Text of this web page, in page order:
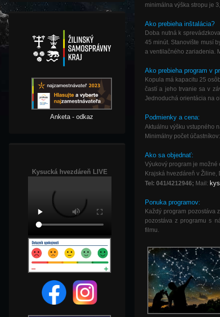
Anketa - odkaz
Kysucká hvezdáreň LIVE
minimálna výška stropu je
Ako prebieha inštalácia?
Doba nutná k
45 minút. Stanovište musí
a ventilačného zariadenia.
Ako prebieha program v
Kopula má kapacitu 25
častí a jeho trvanie sa v
Jednoduchá orientácia na
Podmienky a cena:
Aktuálnu výšku vstupného
Minimálny počet
Ako sa objednať:
Výukový program je
Krajská hvezdáreň v
Tel: 041/4212946; Mail:
Ponuka programov:
Každý program pozostáva
pozostáva z programu s
filmu.